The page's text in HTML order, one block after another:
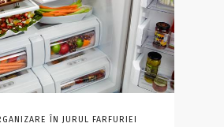
ÎN JURUL FARFURIEI